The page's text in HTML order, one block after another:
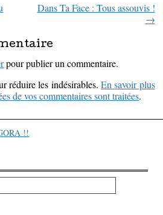
articles
Dans Ta Face : Tous assouvis !
→
pour publier un commentaire.
réduire les indésirables. En savoir plus
de vos commentaires sont traitées.
!!